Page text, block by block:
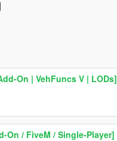
On | VehFuncs V | LODs]
On / FiveM / Single-Player]